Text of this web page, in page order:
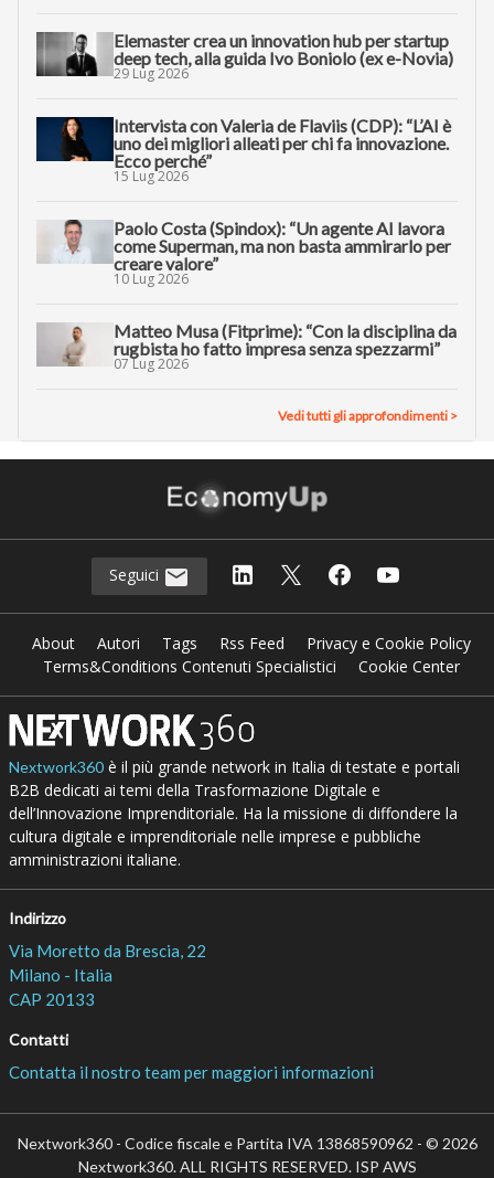
Elemaster crea un innovation hub per startup
deep tech, alla guida Ivo Boniolo (ex e-Novia)
29 Lug 2026
Intervista con Valeria de Flaviis (CDP): “L’AI è
uno dei migliori alleati per chi fa innovazione.
Ecco perché”
15 Lug 2026
Paolo Costa (Spindox): “Un agente AI lavora
come Superman, ma non basta ammirarlo per
creare valore”
10 Lug 2026
Matteo Musa (Fitprime): “Con la disciplina da
rugbista ho fatto impresa senza spezzarmi”
07 Lug 2026
Vedi tutti gli approfondimenti >
Seguici
About Autori Tags Rss Feed
Privacy e Cookie Policy
Terms&Conditions Contenuti Specialistici
Cookie Center
Nextwork360è il più grande network in Italia di testate e portali
B2B dedicati ai temi della Trasformazione Digitale e
dell’Innovazione Imprenditoriale. Ha la missione di diffondere la
cultura digitale e imprenditoriale nelle imprese e pubbliche
amministrazioni italiane.
Indirizzo
Via Moretto da Brescia, 22
Milano - Italia
CAP 20133
Contatti
Contatta il nostro team per maggiori informazioni
Nextwork360 - Codice fiscale e Partita IVA 13868590962 - © 2026
Nextwork360. ALL RIGHTS RESERVED. ISP AWS